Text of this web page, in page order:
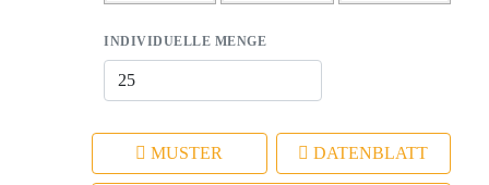
– Emotionale Bindung durch praktische Lösungen, die den
Alltag erleichtern.
INDIVIDUELLE MENGE
MUSTER DATENBLATT